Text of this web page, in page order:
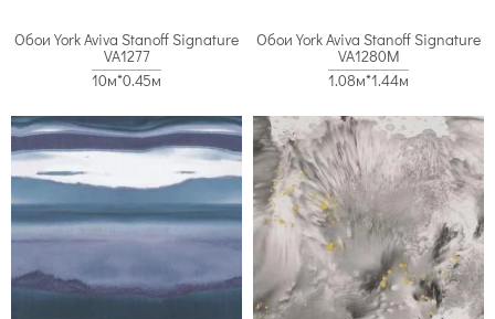
Обои York Aviva Stanoff Signature
VA1277
10м*0.45м
Обои York Aviva Stanoff Signature
VA1280M
1.08м*1.44м